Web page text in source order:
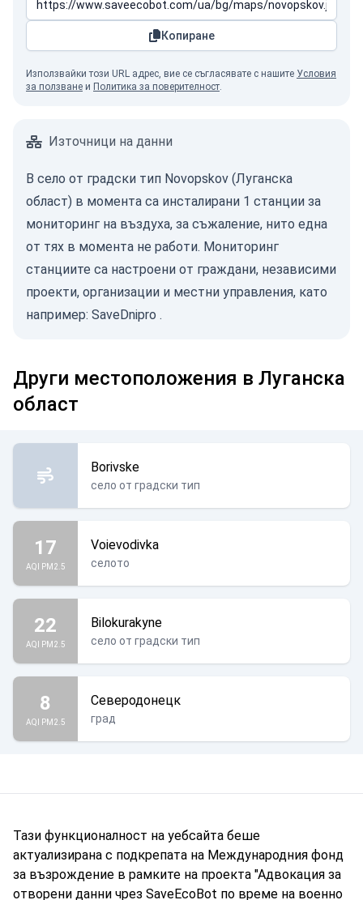
Копиране
Използвайки този URL адрес, вие се съгласявате с нашите Условия
за ползване и Политика за поверителност.
Източници на данни
В село от градски тип Novopskov (Луганска
област) в момента са инсталирани 1 станции за
мониторинг на въздуха, за съжаление, нито една
от тях в момента не работи. Мониторинг
станциите са настроени от граждани, независими
проекти, организации и местни управления, като
например: SaveDnipro .
Други местоположения в Луганска
област
Borivske
село от градски тип
17
AQI PM2.5
Voievodivka
селото
22
AQI PM2.5
Bilokurakyne
село от градски тип
8
AQI PM2.5
Северодонецк
град
Тази функционалност на уебсайта беше
актуализирана с подкрепата на Международния фонд
за възрождение в рамките на проекта "Адвокация за
отворени данни чрез SaveEcoBot по време на военно